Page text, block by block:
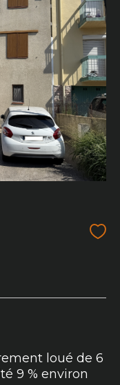
loué de 6
9 % environ